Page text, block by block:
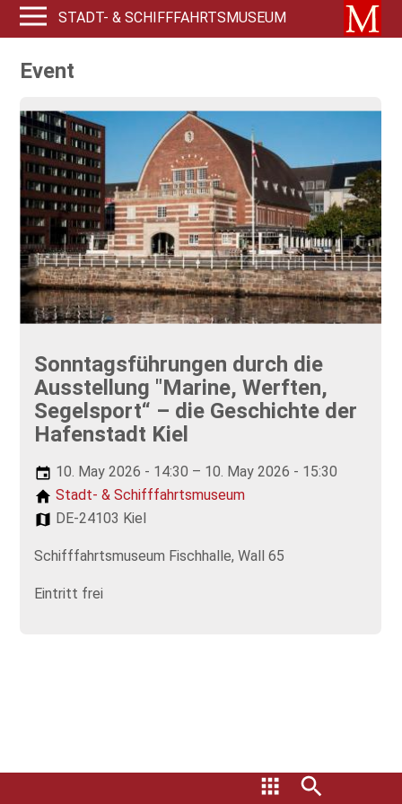
STADT- & SCHIFFFAHRTSMUSEUM
Event
Sonntagsführungen durch die
Ausstellung "Marine, Werften,
Segelsport“ – die Geschichte der
Hafenstadt Kiel
10. May 2026 - 14:30 – 10. May 2026 - 15:30
Stadt- & Schifffahrtsmuseum
DE-24103 Kiel
Schifffahrtsmuseum Fischhalle, Wall 65
Eintritt frei